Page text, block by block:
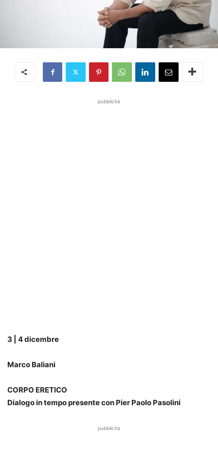
pubblicità
3 | 4 dicembre
Marco Baliani
CORPO ERETICO
Dialogo in tempo presente con Pier Paolo Pasolini
pubblicità